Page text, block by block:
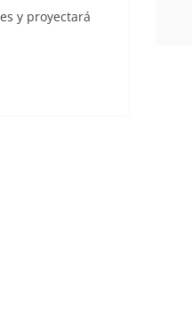
y proyectará